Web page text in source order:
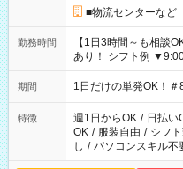
■物流センターな
勤務時間
【1日3時間～も相談
あり！ シフト例
▼18:00～21:00
期間 1日だけの単発OK！
特徴 週1日からOK / 日払い
OK / 服装自由 / シフ
し / パソコンスキル不